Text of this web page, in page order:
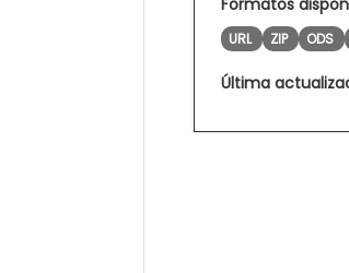
URL ZIP ODS
Última